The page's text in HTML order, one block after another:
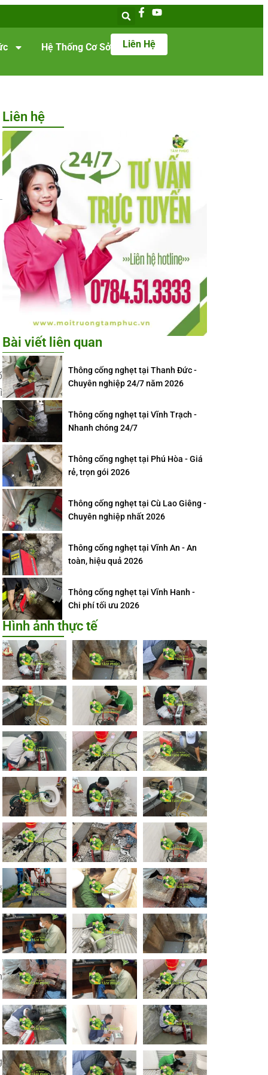
Hệ Thống Cơ Sở Liên Hệ
Liên hệ
Bài viết liên quan
Thông cống nghẹt tại Thanh Đức -
Chuyên nghiệp 24/7 năm 2026
Thông cống nghẹt tại Vĩnh Trạch -
Nhanh chóng 24/7
Thông cống nghẹt tại Phú Hòa - Giá
rẻ, trọn gói 2026
Thông cống nghẹt tại Cù Lao Giêng -
Chuyên nghiệp nhất 2026
Thông cống nghẹt tại Vĩnh An - An
toàn, hiệu quả 2026
Thông cống nghẹt tại Vĩnh Hanh -
Chi phí tối ưu 2026
Hình ảnh thực tế